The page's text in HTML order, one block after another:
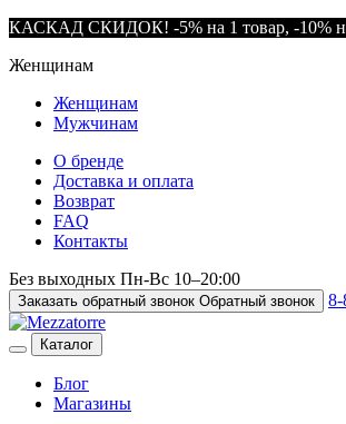
КАСКАД СКИДОК! -5% на 1 товар, -10% на
Женщинам
Женщинам
Мужчинам
О бренде
Доставка и оплата
Возврат
FAQ
Контакты
Без выходных Пн-Вс 10–20:00
Заказать обратный звонок Обратный звонок 8-
Каталог
Блог
Магазины